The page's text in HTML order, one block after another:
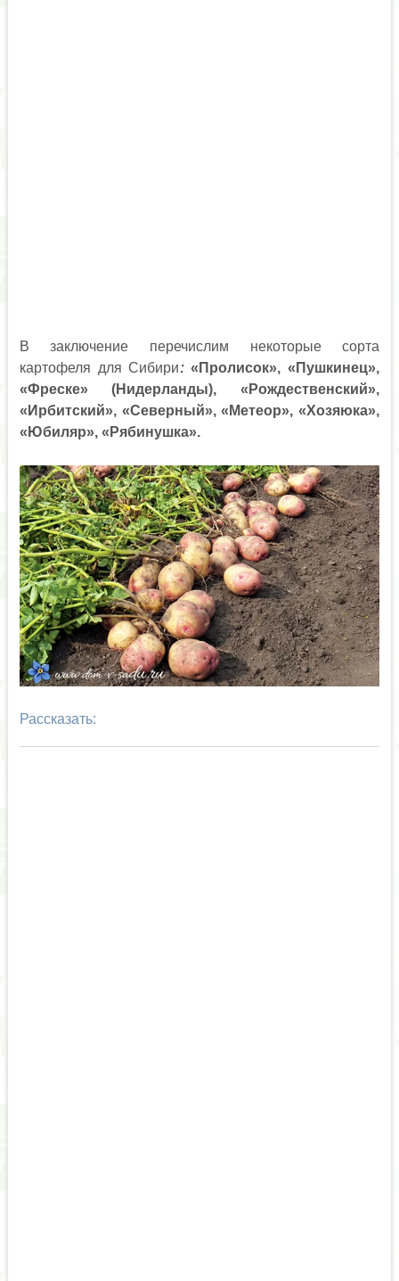
В заключение перечислим некоторые сорта
картофеля для Сибири:«Пролисок», «Пушкинец»,
«Фреске» (Нидерланды), «Рождественский»,
«Ирбитский», «Северный», «Метеор», «Хозяюка»,
«Юбиляр», «Рябинушка».
Рассказать: